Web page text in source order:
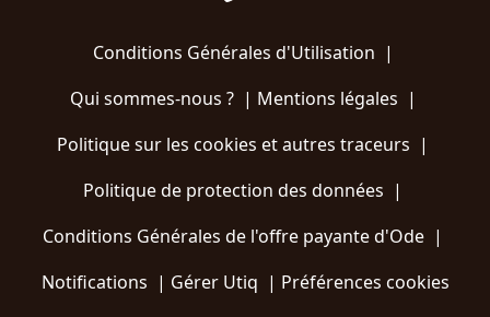
Conditions Générales d'Utilisation |
Qui sommes-nous ?| Mentions légales |
Politique sur les cookies et autres traceurs |
Politique de protection des données |
Conditions Générales de l'offre payante d'Ode |
Notifications | Gérer Utiq | Préférences cookies